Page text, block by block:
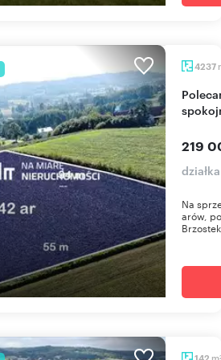
4237
Polecam działkę 42 arów z WZ pod dom w
219
Na
arów,
142 m